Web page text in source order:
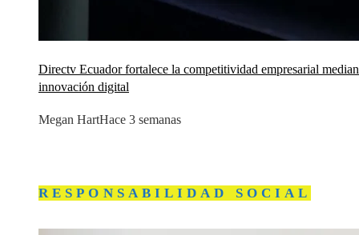
Directv Ecuador fortalece la competitividad empresarial
innovación digital
Megan HartHace 3 semanas
RESPONSABILIDAD SOCIAL